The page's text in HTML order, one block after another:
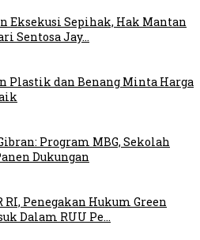
Eksekusi Sepihak, Hak Mantan
Sentosa Jay…
Plastik dan Benang Minta Harga
Program MBG, Sekolah
Dukungan
RI, Penegakan Hukum Green
Dalam RUU Pe…